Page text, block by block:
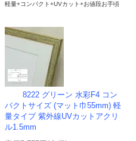
軽量+コンパクト+UVカット+お値段お手頃
8222 グリーン 水彩F4 コン
パクトサイズ (マット巾55mm) 軽
量タイプ 紫外線UVカットアクリ
ル1.5mm